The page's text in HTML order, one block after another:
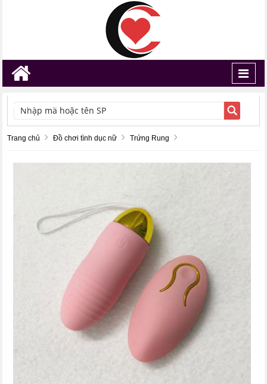
TÌM KIẾM
Trang chủ Đồ chơi tình dục nữ Trứng Rung